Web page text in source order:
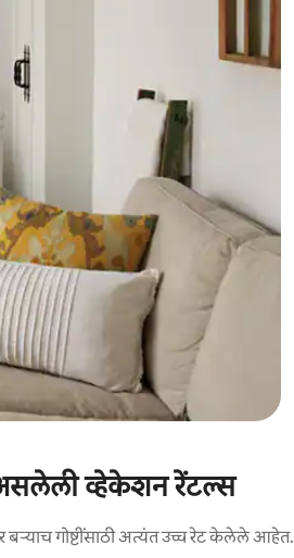
वापरून एक्सप्लोर करा.
व्हेकेशन रेंटल्स
गोष्टींसाठी अत्यंत उच्च रेट केलेले आहेत.